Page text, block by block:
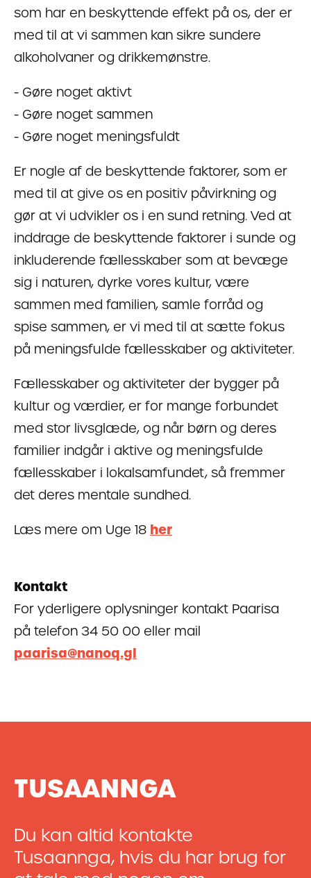
som har en beskyttende effekt på os, der er
med til at vi sammen kan sikre sundere
alkoholvaner og drikkemønstre.
- Gøre noget aktivt
- Gøre noget sammen
- Gøre noget meningsfuldt
Er nogle af de beskyttende faktorer, som er
med til at give os en positiv påvirkning og
gør at vi udvikler os i en sund retning. Ved at
inddrage de beskyttende faktorer i sunde og
inkluderende fællesskaber som at bevæge
sig i naturen, dyrke vores kultur, være
sammen med familien, samle forråd og
spise sammen, er vi med til at sætte fokus
på meningsfulde fællesskaber og aktiviteter.
Fællesskaber og aktiviteter der bygger på
kultur og værdier, er for mange forbundet
med stor livsglæde, og når børn og deres
familier indgår i aktive og meningsfulde
fællesskaber i lokalsamfundet, så fremmer
det deres mentale sundhed.
Læs mere om Uge 18 her
Kontakt
For yderligere oplysninger kontakt Paarisa
på telefon 34 50 00 eller mail
paarisa@nanoq.gl
TUSAANNGA
Du kan altid kontakte
Tusaannga, hvis du har brug for